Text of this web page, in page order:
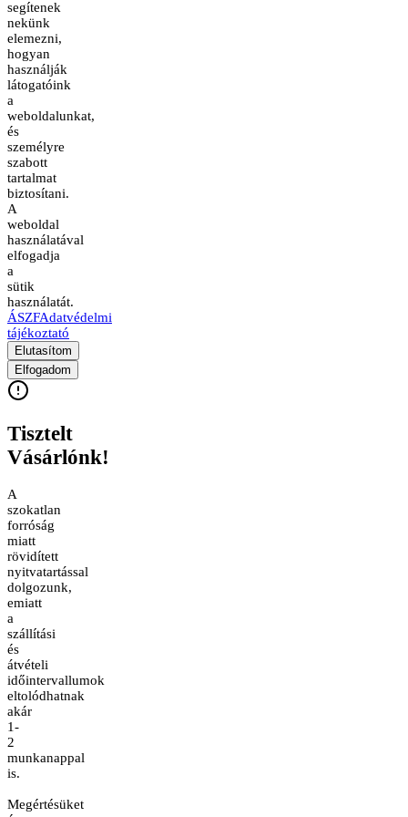
segítenek
nekünk
elemezni,
hogyan
használják
látogatóink
a
weboldalunkat,
és
személyre
szabott
tartalmat
biztosítani.
A
weboldal
használatával
elfogadja
a
sütik
használatát.
ÁSZFAdatvédelmi
tájékoztató
Elutasítom
Elfogadom
Tisztelt
Vásárlónk!
A
szokatlan
forróság
miatt
rövidített
nyitvatartással
dolgozunk,
emiatt
a
szállítási
és
átvételi
időintervallumok
eltolódhatnak
akár
1-
2
munkanappal
is.
Megértésüket